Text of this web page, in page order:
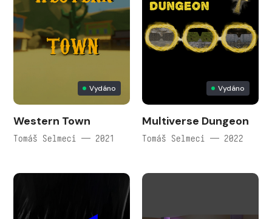
Vydáno
Western Town
Tomáš Selmeci — 2021
Vydáno
Multiverse Dungeon
Tomáš Selmeci — 2022